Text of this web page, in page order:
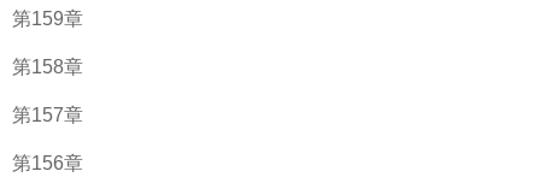
第159章
第158章
第157章
第156章